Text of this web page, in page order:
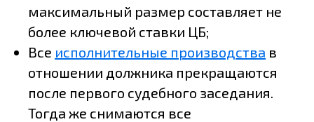
максимальный размер составляет не
более ключевой ставки ЦБ;
Все исполнительные производства в
отношении должника прекращаются
после первого судебного заседания.
Тогда же снимаются все